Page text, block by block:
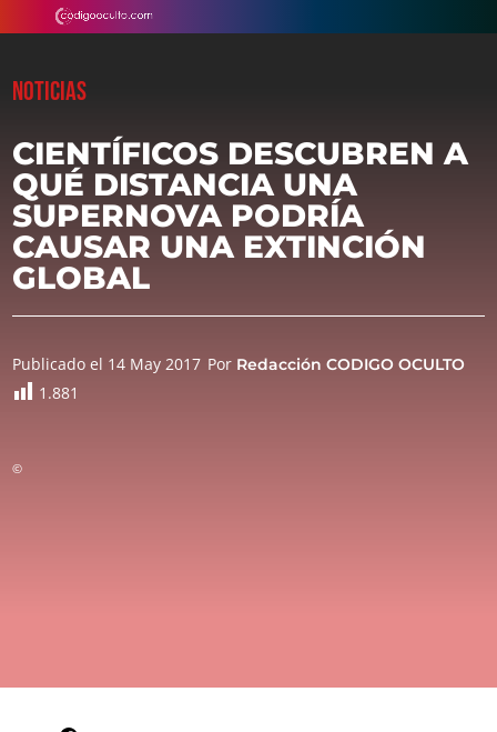
NOTICIAS
CIENTÍFICOS DESCUBREN A
QUÉ DISTANCIA UNA
SUPERNOVA PODRÍA
CAUSAR UNA EXTINCIÓN
GLOBAL
Publicado el 14 May 2017 Por Redacción CODIGO OCULTO
1.881
©